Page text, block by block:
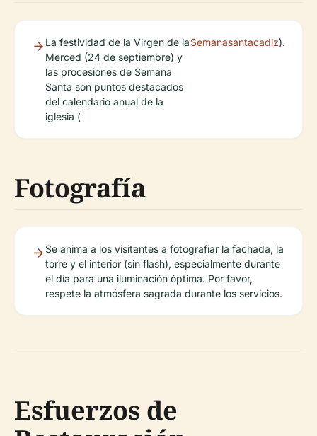
La festividad de la Virgen de la
Merced (24 de septiembre) y
las procesiones de Semana
Santa son puntos destacados
del calendario anual de la
iglesia (
Semanasantacadiz).
Fotografía
Se anima a los visitantes a fotografiar la fachada, la
torre y el interior (sin flash), especialmente durante
el día para una iluminación óptima. Por favor,
respete la atmósfera sagrada durante los servicios.
Esfuerzos de